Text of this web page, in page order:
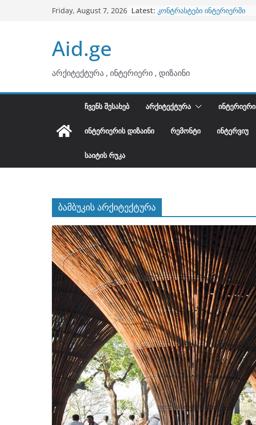
Friday, August 7, 2026 Latest: ბინების გაერთიანება
Aid.ge
არქიტექტურა , ინტერიერი , დიზაინი
ᲩᲕᲔᲜᲡ ᲨᲔᲡᲐᲮᲔᲑ ᲐᲠᲥᲘᲢᲔᲥᲢᲣᲠᲐ ᲘᲜᲢᲔᲠᲘᲔᲠᲘ
ᲘᲜᲢᲔᲠᲘᲔᲠᲘᲡ ᲓᲘᲖᲐᲘᲜᲘ ᲠᲔᲛᲝᲜᲢᲘ ᲘᲜᲢᲔᲠᲕᲘᲣ
ᲡᲐᲘᲢᲘᲡ ᲠᲣᲙᲐ
ბამბუკის არქიტექტურა